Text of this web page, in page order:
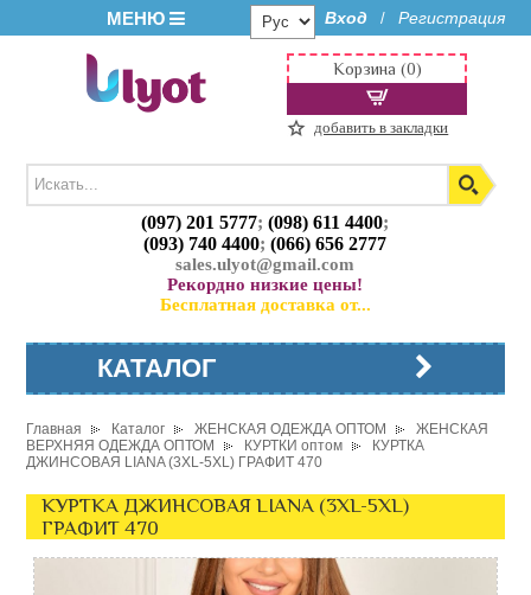
МЕНЮ Вход / Регистрация
(097) 201 5777;(098) 611 4400;
(093) 740 4400;(066) 656 2777
sales.ulyot@gmail.com
Рекордно низкие цены!
Бесплатная доставка от...
Корзина (0)
добавить в закладки
КАТАЛОГ
Главная Каталог ЖЕНСКАЯ ОДЕЖДА ОПТОМ
ЖЕНСКАЯ
ВЕРХНЯЯ ОДЕЖДА ОПТОМ
КУРТКИ оптом
КУРТКА
ДЖИНСОВАЯ LIANA (3XL-5XL) ГРАФИТ 470
КУРТКА ДЖИНСОВАЯ LIANA (3XL-5XL)
ГРАФИТ 470